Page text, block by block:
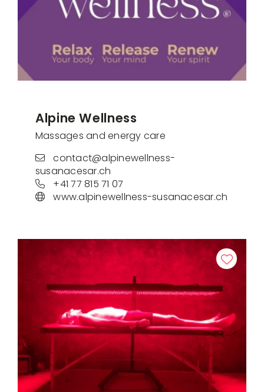
Alpine Wellness
Massages and energy care
contact@alpinewellness-
susanacesar.ch
+41 77 815 71 07
www.alpinewellness-susanacesar.ch